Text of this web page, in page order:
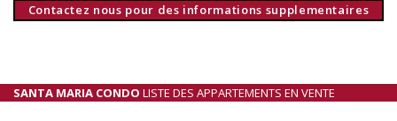
Contactez nous pour des informations supplementaires
SANTA MARIA CONDO LISTE DES APPARTEMENTS EN VENTE